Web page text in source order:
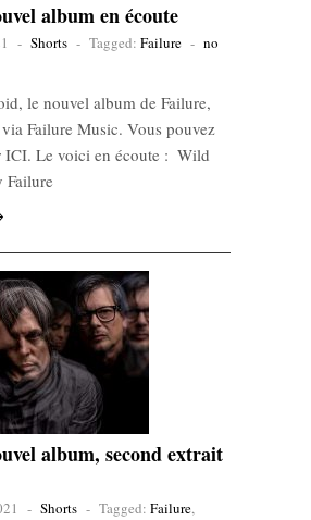
album en écoute
- Shorts - Tagged: Failure - no
le nouvel album de Failure,
Failure Music. Vous pouvez
ICI. Le voici en écoute : Wild
Failure
album, second extrait
- Shorts - Tagged: Failure,